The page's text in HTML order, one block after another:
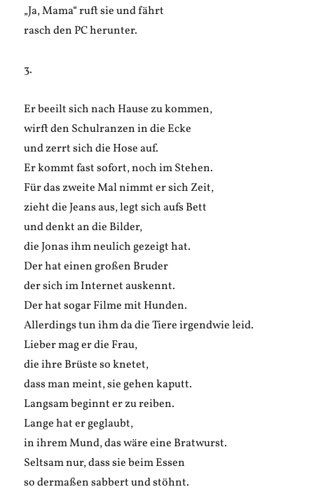
„Ja, Mama“ ruft sie und fährt
rasch den PC herunter.
3.
Er beeilt sich nach Hause zu kommen,
wirft den Schulranzen in die Ecke
und zerrt sich die Hose auf.
Er kommt fast sofort, noch im Stehen.
Für das zweite Mal nimmt er sich Zeit,
zieht die Jeans aus, legt sich aufs Bett
und denkt an die Bilder,
die Jonas ihm neulich gezeigt hat.
Der hat einen großen Bruder
der sich im Internet auskennt.
Der hat sogar Filme mit Hunden.
Allerdings tun ihm da die Tiere irgendwie leid.
Lieber mag er die Frau,
die ihre Brüste so knetet,
dass man meint, sie gehen kaputt.
Langsam beginnt er zu reiben.
Lange hat er geglaubt,
in ihrem Mund, das wäre eine Bratwurst.
Seltsam nur, dass sie beim Essen
so dermaßen sabbert und stöhnt.